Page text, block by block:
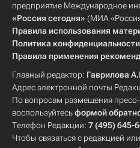
предприятие Международное
«Россия сегодня» (МИА
Правила использования
Политика конфиденциальности
Правила применения
Главный редактор: Гаврилова
Адрес электронной почты
По вопросам размещения
воспользуйтесьформой
Телефон Редакции: 7 (495) 645-
Чтобы связаться с редакцией